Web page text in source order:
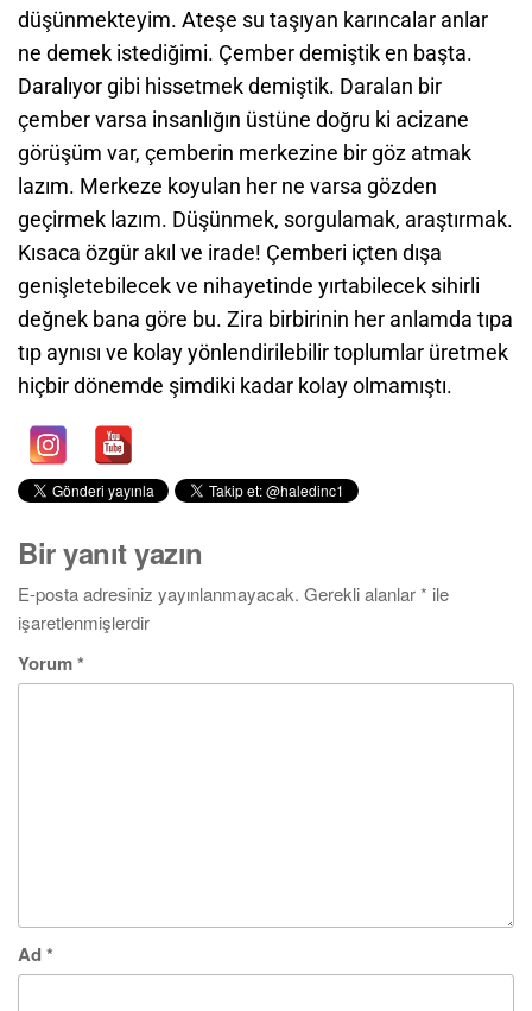
düşünmekteyim. Ateşe su taşıyan karıncalar anlar
ne demek istediğimi. Çember demiştik en başta.
Daralıyor gibi hissetmek demiştik. Daralan bir
çember varsa insanlığın üstüne doğru ki acizane
görüşüm var, çemberin merkezine bir göz atmak
lazım. Merkeze koyulan her ne varsa gözden
geçirmek lazım. Düşünmek, sorgulamak, araştırmak.
Kısaca özgür akıl ve irade! Çemberi içten dışa
genişletebilecek ve nihayetinde yırtabilecek sihirli
değnek bana göre bu. Zira birbirinin her anlamda tıpa
tıp aynısı ve kolay yönlendirilebilir toplumlar üretmek
hiçbir dönemde şimdiki kadar kolay olmamıştı.
Bir yanıt yazın
E-posta adresiniz yayınlanmayacak. Gerekli alanlar* ile
işaretlenmişlerdir
Yorum*
Ad*